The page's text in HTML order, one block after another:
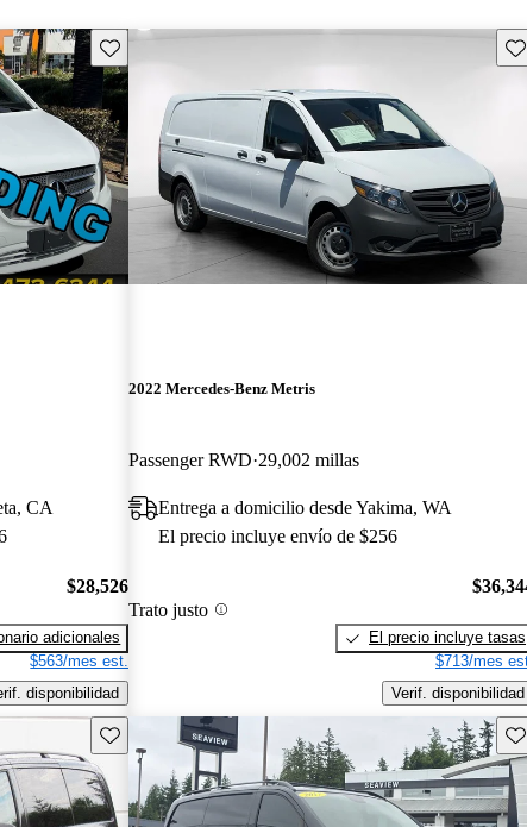
Guarda este Aviso
CA
$28,526
adicionales
$563/mes est.
disponibilidad
2022 Mercedes-Benz Metris
Passenger RWD 29,002 millas
Entrega a domicilio desde Yakima, WA
El precio incluye envío de $256
Trato justo
El precio incluye tasas
$713/mes
Verif. disponibilidad
Guarda este Aviso